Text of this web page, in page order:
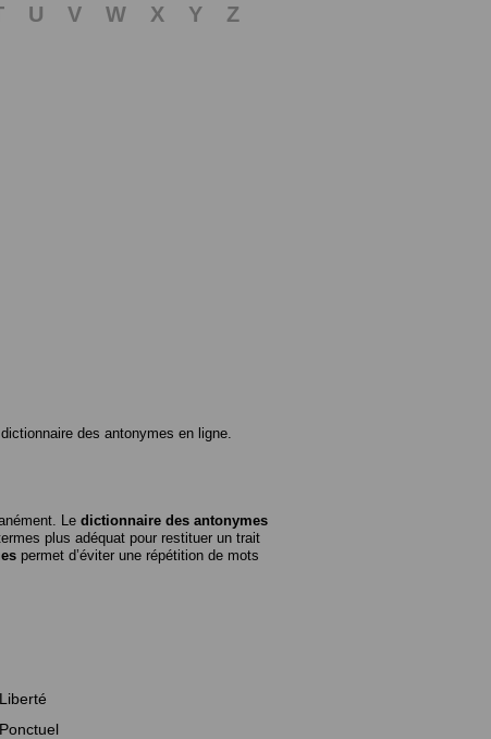
U V W X Y
Z
des antonymes en ligne.
Le dictionnaire des antonymes
plus adéquat pour restituer un trait
permet d’éviter une répétition de mots
Liberté
Ponctuel